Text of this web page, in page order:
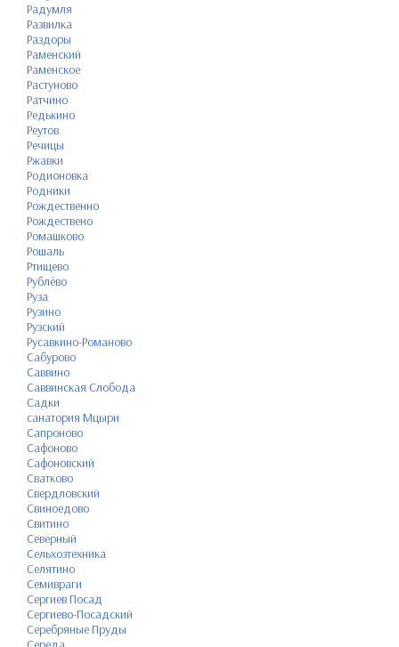
Радумля
Развилка
Раздоры
Раменский
Раменское
Растуново
Ратчино
Редькино
Реутов
Речицы
Ржавки
Родионовка
Родники
Рождественно
Рождествено
Ромашково
Рошаль
Ртищево
Рублёво
Руза
Рузино
Рузский
Русавкино-Романово
Сабурово
Саввино
Саввинская Слобода
Садки
санатория Мцыри
Сапроново
Сафоново
Сафоновский
Сватково
Свердловский
Свиноедово
Свитино
Северный
Сельхозтехника
Селятино
Семивраги
Сергиев Посад
Сергиево-Посадский
Серебряные Пруды